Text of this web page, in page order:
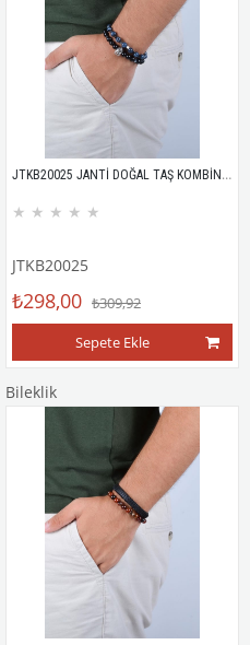
JTKB20025 JANTİ DOĞAL TAŞ KOMBİN BİLEKLİK
★ ★ ★ ★ ★
JTKB20025
₺298,00 ₺309,92
Sepete Ekle
Bileklik